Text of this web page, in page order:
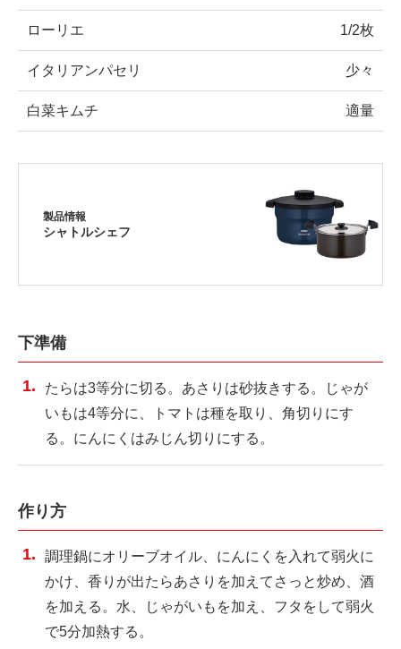
ローリエ 1/2枚
イタリアンパセリ 少々
白菜キムチ 適量
製品情報
シャトルシェフ
下準備
たらは3等分に切る。あさりは砂抜きする。じゃが
いもは4等分に、トマトは種を取り、角切りにす
る。にんにくはみじん切りにする。
作り方
調理鍋にオリーブオイル、にんにくを入れて弱火に
かけ、香りが出たらあさりを加えてさっと炒め、酒
を加える。水、じゃがいもを加え、フタをして弱火
で5分加熱する。